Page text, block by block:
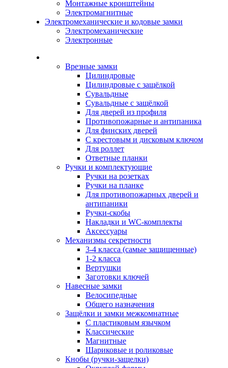
Монтажные кронштейны
Электромагнитные
Электромеханические и кодовые замки
Электромеханические
Электронные
Врезные замки
Цилиндровые
Цилиндровые с защёлкой
Сувальдные
Сувальдные с защёлкой
Для дверей из профиля
Противопожарные и антипаника
Для финских дверей
С крестовым и дисковым ключом
Для роллет
Ответные планки
Ручки и комплектующие
Ручки на розетках
Ручки на планке
Для противопожарных дверей и
антипаники
Ручки-скобы
Накладки и WC-комплекты
Аксессуары
Механизмы секретности
3-4 класса (самые защищенные)
1-2 класса
Вертушки
Заготовки ключей
Навесные замки
Велосипедные
Общего назначения
Защёлки и замки межкомнатные
С пластиковым язычком
Классические
Магнитные
Шариковые и роликовые
Кнобы (ручки-защелки)